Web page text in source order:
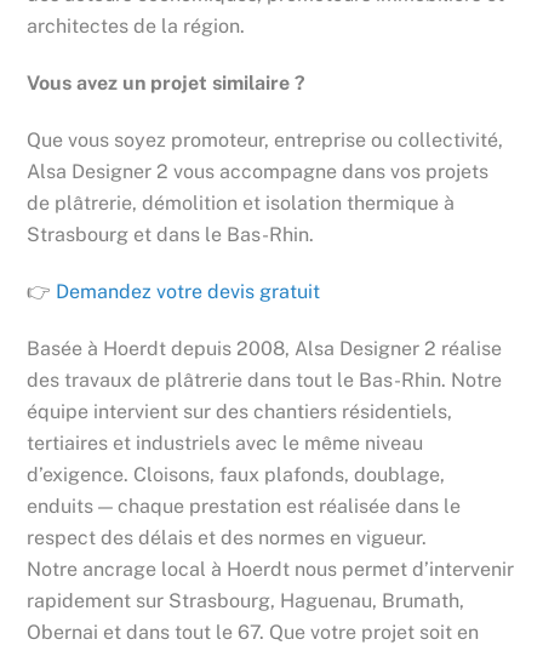
architectes de la région.
Vous avez un projet similaire ?
Que vous soyez promoteur, entreprise ou collectivité,
Alsa Designer 2 vous accompagne dans vos projets
de plâtrerie, démolition et isolation thermique à
Strasbourg et dans le Bas-Rhin.
👉 Demandez votre devis gratuit
Basée à Hoerdt depuis 2008, Alsa Designer 2 réalise
des travaux de plâtrerie dans tout le Bas-Rhin. Notre
équipe intervient sur des chantiers résidentiels,
tertiaires et industriels avec le même niveau
d’exigence. Cloisons, faux plafonds, doublage,
enduits — chaque prestation est réalisée dans le
respect des délais et des normes en vigueur.
Notre ancrage local à Hoerdt nous permet d’intervenir
rapidement sur Strasbourg, Haguenau, Brumath,
Obernai et dans tout le 67. Que votre projet soit en